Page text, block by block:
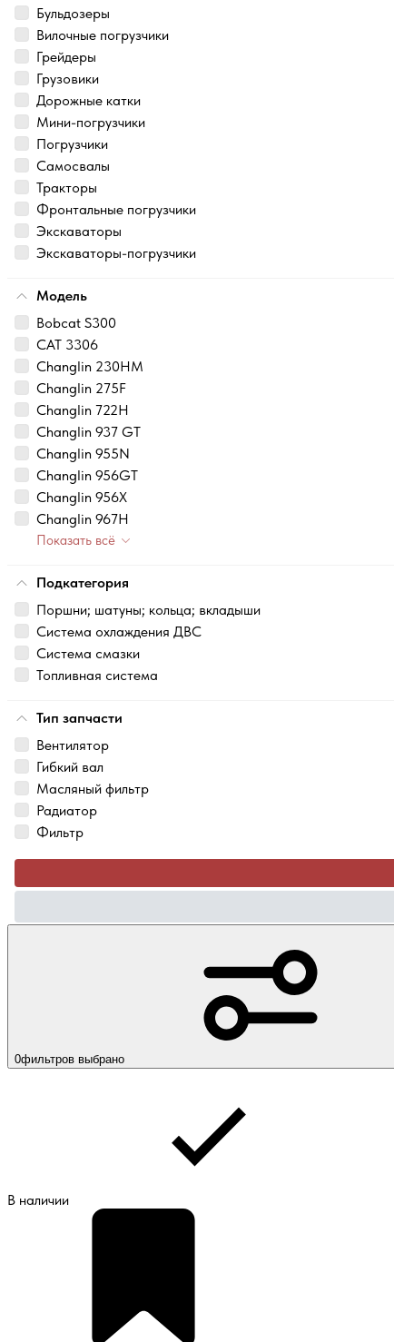
Бульдозеры
Вилочные погрузчики
Грейдеры
Грузовики
Дорожные катки
Мини-погрузчики
Погрузчики
Самосвалы
Тракторы
Фронтальные погрузчики
Экскаваторы
Экскаваторы-погрузчики
Модель
Bobcat S300
CAT 3306
Changlin 230HM
Changlin 275F
Changlin 722H
Changlin 937 GT
Changlin 955N
Changlin 956GT
Changlin 956X
Changlin 967H
Показать всё
Подкатегория
Поршни; шатуны; кольца; вкладыши
Система охлаждения ДВС
Система смазки
Топливная система
Тип запчасти
Вентилятор
Гибкий вал
Масляный фильтр
Радиатор
Фильтр
0фильтров выбрано
В наличии